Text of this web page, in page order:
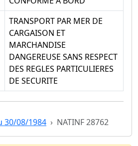
TRANSPORT PAR MER DE
CARGAISON ET
MARCHANDISE
DANGEREUSE SANS RESPECT
DES REGLES PARTICULIERES
DE SECURITE
30/08/1984 NATINF 28762